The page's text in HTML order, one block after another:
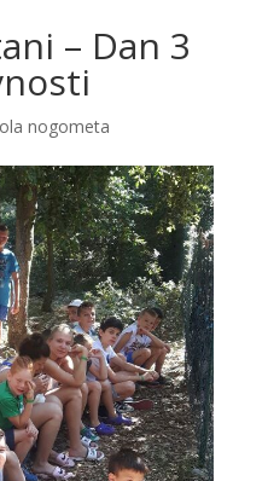
– Dan 3
nogometa